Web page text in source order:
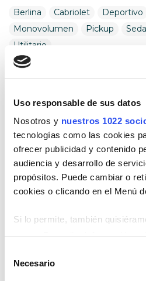
Uso responsable de sus datos
Nosotros y nuestros 1022
tecnologías como las cookies
ofrecer publicidad y contenido
audiencia y desarrollo de
propósitos. Puede cambiar o
cookies o clicando en el Menú
Si lo permite, también
Identificar su
Necesario
Berlina Cabriolet Deportivo
Monovolumen
Pickup
Utilitario
Combustible
Encuentra tu vehículo
Diésel Eléctrico Gasolina
Híbrido (Gasolina)
Híbrido
Cambio
Encuentra tu vehículo
Automático Manual
Encuentra tu vehículo